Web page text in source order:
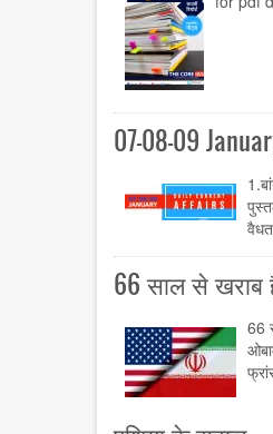
07-08-09
66 साल से खराब
66